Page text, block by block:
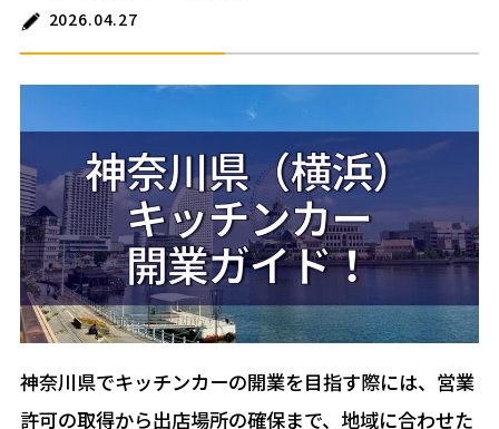
2026.04.27
神奈川県でキッチンカーの開業を目指す際には、営業
許可の取得から出店場所の確保まで、地域に合わせた